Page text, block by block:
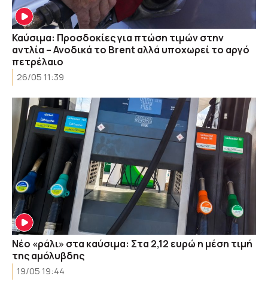
Καύσιμα: Προσδοκίες για πτώση τιμών στην
αντλία – Ανοδικά το Brent αλλά υποχωρεί το αργό
πετρέλαιο
26/05 11:39
Νέο «ράλι» στα καύσιμα: Στα 2,12 ευρώ η μέση τιμή
της αμόλυβδης
19/05 19:44